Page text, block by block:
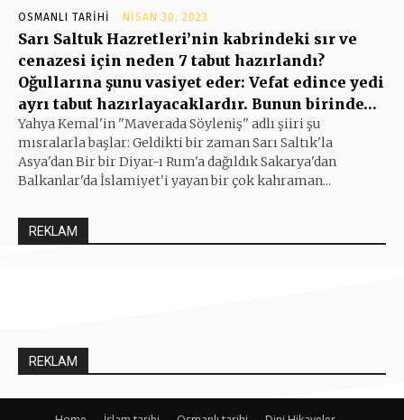
OSMANLI TARIHI NISAN 30, 2023
Sarı Saltuk Hazretleri’nin kabrindeki sır ve
cenazesi için neden 7 tabut hazırlandı?
Oğullarına şunu vasiyet eder: Vefat edince yedi
ayrı tabut hazırlayacaklardır. Bunun birinde…
Yahya Kemal'in ''Maverada Söyleniş'' adlı şiiri şu
mısralarla başlar: Geldikti bir zaman Sarı Saltık'la
Asya'dan Bir bir Diyar-ı Rum'a dağıldık Sakarya'dan
Balkanlar'da İslamiyet'i yayan bir çok kahraman...
REKLAM
REKLAM